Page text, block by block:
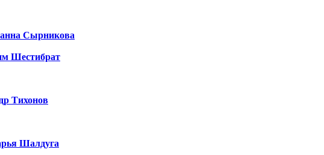
Сырникова
Шестибрат
Тихонов
Шалдуга